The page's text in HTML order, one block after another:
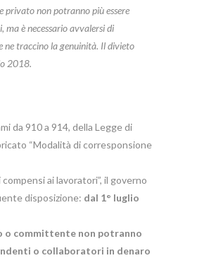
privato non potranno più essere
è necessario avvalersi di
ne traccino la genuinità. Il divieto
2018.
da 910 a 914, della Legge di
“Modalità di corresponsione
ai lavoratori”, il governo
disposizione: dal 1° luglio
o committente non potranno
o collaboratori in denaro